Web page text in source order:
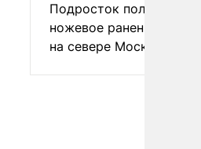
Подросток получил
ножевое ранение в
на севере Москвы